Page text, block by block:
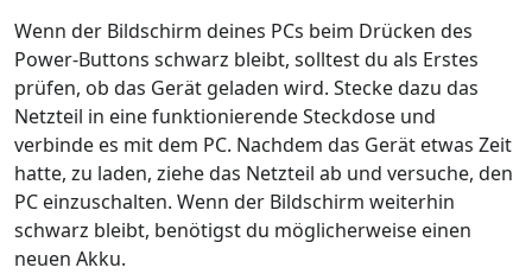
Wenn der Bildschirm deines PCs beim Drücken des
Power-Buttons schwarz bleibt, solltest du als Erstes
prüfen, ob das Gerät geladen wird. Stecke dazu das
Netzteil in eine funktionierende Steckdose und
verbinde es mit dem PC. Nachdem das Gerät etwas Zeit
hatte, zu laden, ziehe das Netzteil ab und versuche, den
PC einzuschalten. Wenn der Bildschirm weiterhin
schwarz bleibt, benötigst du möglicherweise einen
neuen Akku.